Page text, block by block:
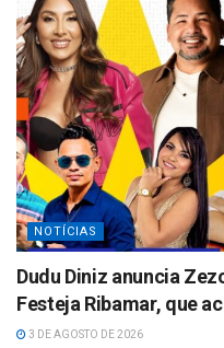
NOTÍCIAS
Dudu Diniz anuncia
Festeja Ribamar, que
3 DE AGOSTO DE 2026